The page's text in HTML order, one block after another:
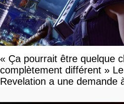
« Ça pourrait être quelque
complètement différent »
Revelation a une demande